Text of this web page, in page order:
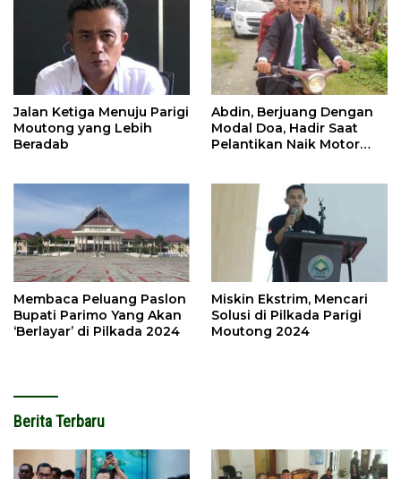
Jalan Ketiga Menuju Parigi
Moutong yang Lebih
Beradab
Abdin, Berjuang Dengan
Modal Doa, Hadir Saat
Pelantikan Naik Motor
Membaca Peluang Paslon
Bupati Parimo Yang Akan
‘Berlayar’ di Pilkada 2024
Miskin Ekstrim, Mencari
Solusi di Pilkada Parigi
Moutong 2024
Berita Terbaru